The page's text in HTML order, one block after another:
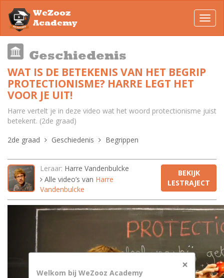
WeZooz
Academy
Geschiedenis
WAT IS DE BETEKENIS VAN HET BEGRIP
PROTECTIONISME? HARRE LEGT HET
VOOR JE UIT!
Harre vertelt je in deze video wat het woord protectionisme juist
betekent. (2de graad)
2de graad
Geschiedenis Begrippen
Leraar: Harre Vandenbulcke
Alle video’s van Harre
Vandenbulcke
BEKIJK
LESTRAJECT
×
Welkom bij WeZooz Academy